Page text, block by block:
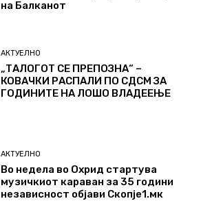
на Балканот
АКТУЕЛНО
„ТАЛОГОТ СЕ ПРЕПОЗНА“ –
КОВАЧКИ РАСПАЛИ ПО СДСМ ЗА
ГОДИНИТЕ НА ЛОШО ВЛАДЕЕЊЕ
АКТУЕЛНО
Во недела во Охрид стартува
музичкиот караван за 35 години
независност објави Скопје1.мк